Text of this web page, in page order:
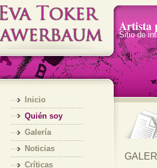
Inicio
Quién soy
Galería
Noticias
Críticas
Artista
Sitio de